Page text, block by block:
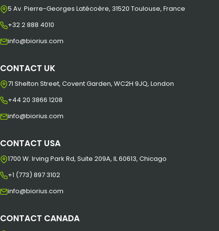
5 Av. Pierre-Georges Latécoère, 31520 Toulouse, France
+32 2 888 4010
info@biorius.com
CONTACT UK
71 Shelton Street, Covent Garden, WC2H 9JQ, London
+44 20 3866 1208
info@biorius.com
CONTACT USA
1700 W. Irving Park Rd, Suite 209A, IL 60613, Chicago
+1 (773) 897 3102
info@biorius.com
CONTACT CANADA